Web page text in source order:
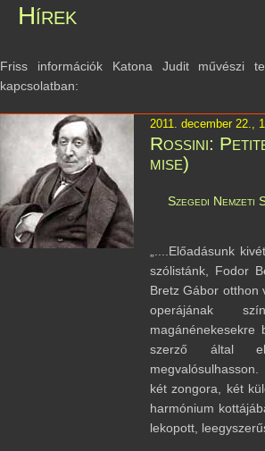
Hírek
Friss információk Katona Judit művészi
kapcsolatban:
2011. december 22.,
Rossini:
mise)
Szegedi Nemzeti
„....Előadásunk
szólistánk, Fodor
Bretz Gábor otthon
operájának
szerző által
két zongora, két
harmónium
lekopott,